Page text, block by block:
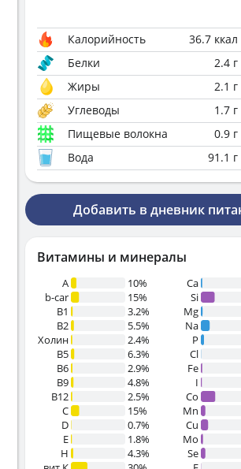
Калорийность 36.7 ккал
Белки
2.4 г
Жиры
2.1 г
Углеводы
1.7 г
Пищевые волокна
0.9 г
Вода
91.1 г
Добавить в дневник
Витамины и минералы
A
10%
b-car
15%
В1
3.2%
B2
5.5%
Холин
2.4%
B5
6.3%
B6
2.9%
B9
4.8%
B12
2.5%
C
15%
D
0.7%
E
1.8%
H
4.3%
Ca
Si
Mg
Na
P
Cl
Fe
I
Co
Mn
Cu
Mo
Se